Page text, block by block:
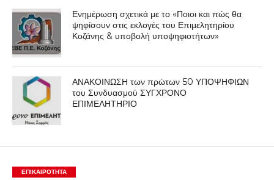
Ενημέρωση σχετικά με το «Ποιοι και πώς θα
ψηφίσουν στις εκλογές του Επιμελητηρίου
Κοζάνης & υποβολή υποψηφιοτήτων»
ΑΝΑΚΟΙΝΩΣΗ των πρώτων 50 ΥΠΟΨΗΦΙΩΝ
του Συνδυασμού ΣΥΓΧΡΟΝΟ
ΕΠΙΜΕΛΗΤΗΡΙΟ
ΕΠΙΚΑΙΡΟΤΗΤΑ